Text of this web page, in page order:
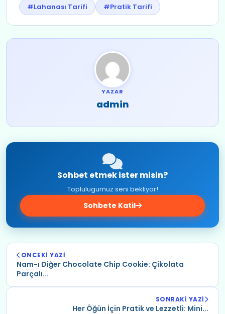
#Lahanası Tarifi #Pratik Tarifi
YAZAR
admin
Sohbet etmek ister misin?
Toplulugumuz seni bekliyor!
Sohbete Katil
ONCEKI YAZI
Nam-ı Diğer Chocolate Chip Cookie: Çikolata
Parçalı...
SONRAKI YAZI
Her Öğün İçin Pratik ve Lezzetli: Mini...